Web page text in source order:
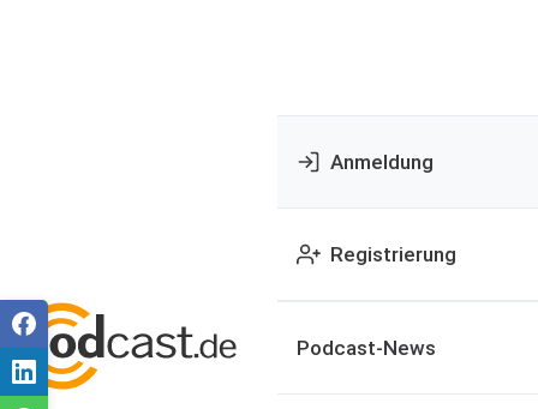
Anmeldung
Registrierung
Podcast-News